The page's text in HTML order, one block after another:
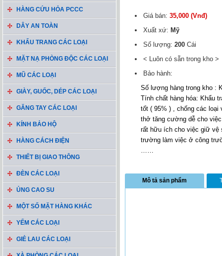
HÀNG CỨU HỎA PCCC
DÂY AN TOÀN
KHẨU TRANG CÁC LOẠI
MẶT NẠ PHÒNG ĐỘC CÁC LOẠI
MŨ CÁC LOẠI
GIÀY, GUỐC, DÉP CÁC LOẠI
GĂNG TAY CÁC LOẠI
KÍNH BẢO HỘ
HÀNG CÁCH ĐIỆN
THIẾT BỊ GIAO THÔNG
ĐÈN CÁC LOẠI
ỦNG CAO SU
MỘT SỐ MẶT HÀNG KHÁC
YẾM CÁC LOẠI
GIẺ LAU CÁC LOẠI
Giá bán: 35,000 (Vnđ)
Xuất xứ: Mỹ
Số lượng: 200 Cái
< Luôn có sẵn trong kho >
Bảo hành:
Số lượng hàng trong kho :
Tính chất hàng hóa: Khẩu
tốt ( 95% ) , chống các loại
thở tăng cường dễ cho
rất hữu ích cho việc giữ vệ
trường làm việc ở công
……
Mô tả sản phẩm